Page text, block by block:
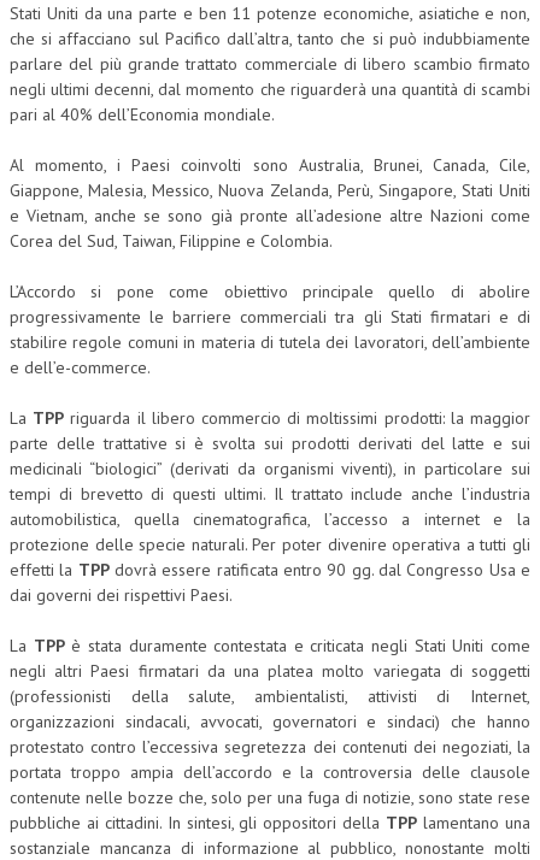
AUTORI
COLLABORA CON NOI
ECONOMIA
CORPORATE SOCIAL RESPONSIBILITY
ECONOMIA DELL’ARTE
INTERNAZIONALIZZAZIONE
HUMAN RESOURCES
RISORSE UMANE
TREASURY IN FINANCIAL SERVICES
RISK MANAGEMENT
SVILUPPO SOSTENIBILE
PERSONA E CITTÀ
DIRITTO
DIRITTO PENALE D’IMPRESA
DIRITTO DEL LAVORO
DIRITTO DEL WEB
DIRITTO DELLE IMPRESE IN CRISI
Stati Uniti da una parte e ben 11 potenze economiche, asiatiche e non,
che si affacciano sul Pacifico dall’altra, tanto che si può indubbiamente
parlare del più grande trattato commerciale di libero scambio firmato
negli ultimi decenni, dal momento che riguarderà una quantità di scambi
pari al 40% dell’Economia mondiale.
Al momento, i Paesi coinvolti sono Australia, Brunei, Canada, Cile,
Giappone, Malesia, Messico, Nuova Zelanda, Perù, Singapore, Stati Uniti
e Vietnam, anche se sono già pronte all’adesione altre Nazioni come
Corea del Sud, Taiwan, Filippine e Colombia.
L’Accordo si pone come obiettivo principale quello di abolire
progressivamente le barriere commerciali tra gli Stati firmatari e di
stabilire regole comuni in materia di tutela dei lavoratori, dell’ambiente
e dell’e-commerce.
La TPP riguarda il libero commercio di moltissimi prodotti: la maggior
parte delle trattative si è svolta sui prodotti derivati del latte e sui
medicinali “biologici” (derivati da organismi viventi), in particolare sui
tempi di brevetto di questi ultimi. Il trattato include anche l’industria
automobilistica, quella cinematografica, l’accesso a internet e la
protezione delle specie naturali. Per poter divenire operativa a tutti gli
effetti la TPPdovrà essere ratificata entro 90 gg. dal Congresso Usa e
dai governi dei rispettivi Paesi.
La TPPè stata duramente contestata e criticata negli Stati Uniti come
negli altri Paesi firmatari da una platea molto variegata di soggetti
(professionisti della salute, ambientalisti, attivisti di Internet,
organizzazioni sindacali, avvocati, governatori e sindaci) che hanno
protestato contro l’eccessiva segretezza dei contenuti dei negoziati, la
portata troppo ampia dell’accordo e la controversia delle clausole
contenute nelle bozze che, solo per una fuga di notizie, sono state rese
pubbliche ai cittadini. In sintesi, gli oppositori della TPP lamentano una
sostanziale mancanza di informazione al pubblico, nonostante molti